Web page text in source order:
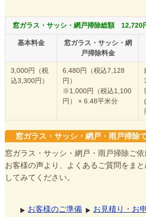
窓ガラス・サッシ・網戸掃除総額 12,720
基本料金
窓ガラス・サッシ・網
戸掃除料金
3,000円（税
込3,300円）
6,480円（税込7,128
円）
※1,000円（税込1,100
円） × 6.48平米分
窓ガラス・サッシ・網戸・雨戸掃除
窓ガラス・サッシ・網戸・雨戸掃除ご
お客様の声より、よくあるご質問をま
してみてください。
お客様のご準備
お見積り・お